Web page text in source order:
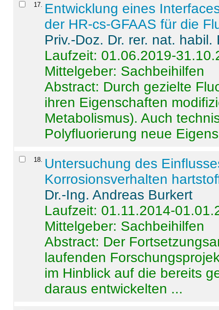
17
Entwicklung eines
der HR-cs-GFAAS für die
Priv.-Doz. Dr. rer. nat.
Laufzeit: 01.06.2019-
Mittelgeber: Sachbeihilfen
Abstract: Durch gezielte
ihren Eigenschaften
Metabolismus). Auch
Polyfluorierung neue
18
Untersuchung des
Korrosionsverhalten
Dr.-Ing. Andreas Burkert
Laufzeit: 01.11.2014-
Mittelgeber: Sachbeihilfen
Abstract: Der
laufenden
im Hinblick auf die bereits
daraus entwickelten ...